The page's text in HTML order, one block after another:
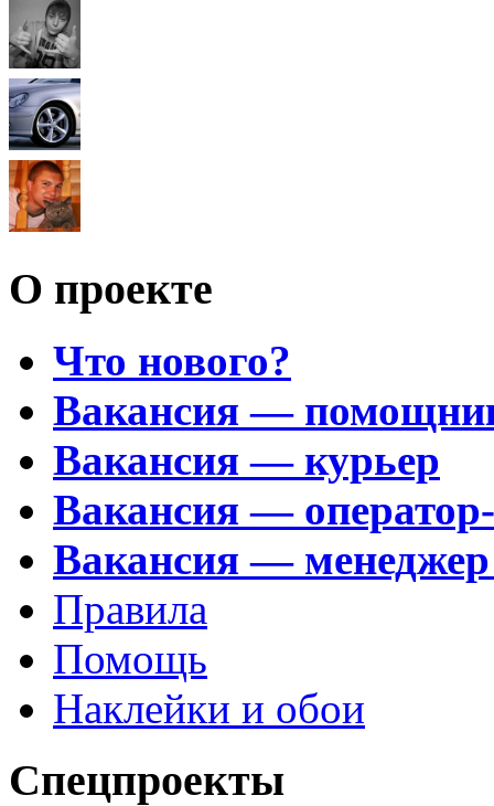
О проекте
Что нового?
Вакансия —
Вакансия — курьер
Вакансия —
Вакансия —
Правила
Помощь
Наклейки и обои
Спецпроекты